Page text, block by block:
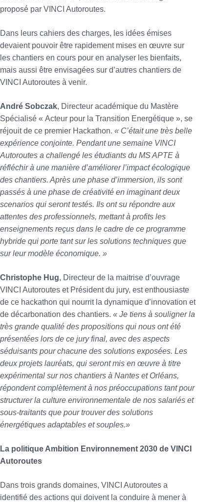
proposé par VINCI Autoroutes.
Dans leurs cahiers des charges, les idées émises
devaient pouvoir être rapidement mises en œuvre sur
les chantiers en cours pour en analyser les bienfaits,
mais aussi être envisagées sur d’autres chantiers de
VINCI Autoroutes à venir.
André Sobczak, Directeur académique du Mastère
Spécialisé « Acteur pour la Transition Energétique », se
réjouit de ce premier Hackathon. « C’était une très belle
expérience conjointe. Pendant une semaine VINCI
Autoroutes a challengé les étudiants du MS APTE à
réfléchir à une manière d’améliorer l’impact écologique
des chantiers. Après une phase d’immersion, ils sont
passés à une phase de créativité en imaginant deux
scenarios qui seront testés. Ils ont su répondre aux
attentes des professionnels, mettant à profits les
enseignements reçus dans le cadre de ce programme
hybride qui porte tant sur les solutions techniques que
sur leur modèle économique. »
Christophe Hug, Directeur de la maitrise d’ouvrage
VINCI Autoroutes et Président du jury, est enthousiaste
de ce hackathon qui nourrit la dynamique d’innovation et
de décarbonation des chantiers. « Je tiens à souligner la
très grande qualité des propositions qui nous ont été
présentées lors de ce jury final, avec des aspects
séduisants pour chacune des solutions exposées. Les
deux projets lauréats, qui seront mis en œuvre à titre
expérimental sur nos chantiers à Nantes et Orléans,
répondent complètement à nos préoccupations tant pour
structurer la culture environnementale de nos salariés et
sous-traitants que pour trouver des solutions
énergétiques adaptables et souples.»
La politique Ambition Environnement 2030 de VINCI
Autoroutes
Dans trois grands domaines, VINCI Autoroutes a
identifié des actions qui doivent la conduire à mener à